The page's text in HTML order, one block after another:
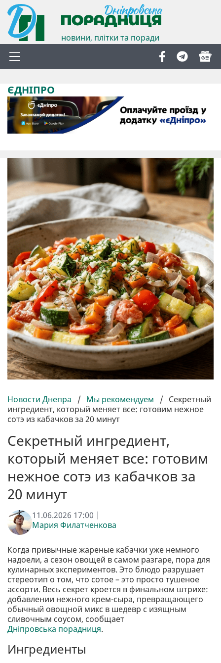
новини, плітки та поради
ЄДНІПРО
Новости Днепра / Мы рекомендуем / Секретный
ингредиент, который меняет все: готовим нежное
сотэ из кабачков за 20 минут
Секретный ингредиент,
который меняет все: готовим
нежное сотэ из кабачков за
20 минут
11.06.2026 17:00 |
Мария Филатченкова
Когда привычные жареные кабачки уже немного
надоели, а сезон овощей в самом разгаре, пора для
кулинарных экспериментов. Это блюдо разрушает
стереотип о том, что сотое – это просто тушеное
ассорти. Весь секрет кроется в финальном штрихе:
добавлении нежного крем-сыра, превращающего
обычный овощной микс в шедевр с изящным
сливочным соусом, сообщает
Дніпровська порадниця.
Ингредиенты